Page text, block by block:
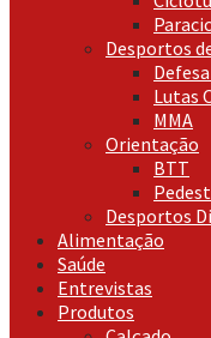
Desportos
Lutas
MMA
Orientação
BTT
Desportos
Alimentação
Saúde
Entrevistas
Produtos